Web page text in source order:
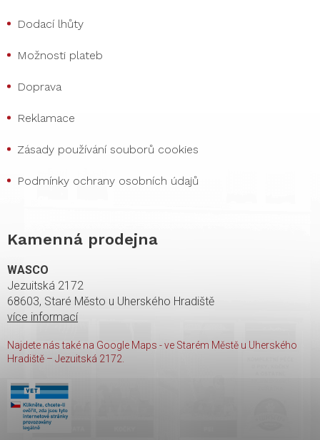
Dodací lhůty
Možnosti plateb
Doprava
Reklamace
Zásady používání souborů cookies
Podmínky ochrany osobních údajů
Kamenná prodejna
WASCO
Jezuitská 2172
68603, Staré Město u Uherského Hradiště
více informací
Najdete nás také na Google Maps - ve Starém Městě u Uherského
Hradiště – Jezuitská 2172.